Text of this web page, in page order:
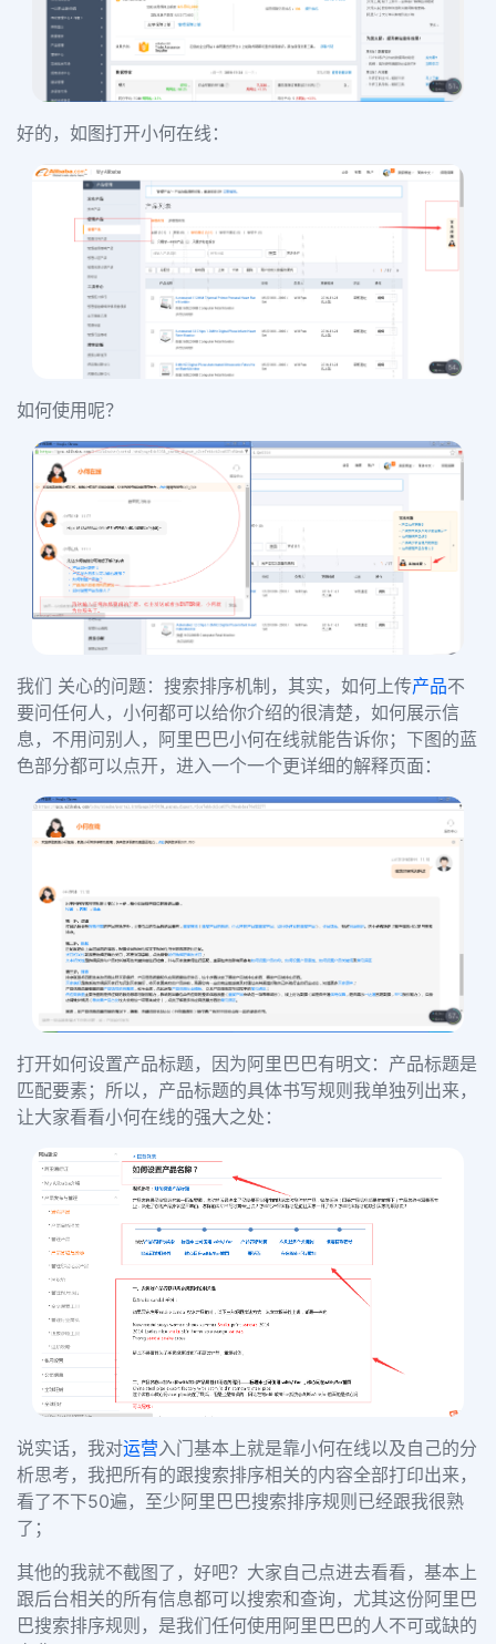
好的，如图打开小何在线：
如何使用呢？
我们 关心的问题：搜索排序机制，其实，如何上传产品不
要问任何人，小何都可以给你介绍的很清楚，如何展示信
息，不用问别人，阿里巴巴小何在线就能告诉你；下图的蓝
色部分都可以点开，进入一个一个更详细的解释页面：
打开如何设置产品标题，因为阿里巴巴有明文：产品标题是
匹配要素；所以，产品标题的具体书写规则我单独列出来，
让大家看看小何在线的强大之处：
说实话，我对运营 入门基本上就是靠小何在线以及自己的分
析思考，我把所有的跟搜索排序相关的内容全部打印出来，
看了不下50遍，至少阿里巴巴搜索排序规则已经跟我很熟
了；
其他的我就不截图了，好吧？大家自己点进去看看，基本上
跟后台相关的所有信息都可以搜索和查询，尤其这份阿里巴
巴搜索排序规则，是我们任何使用阿里巴巴的人不可或缺的